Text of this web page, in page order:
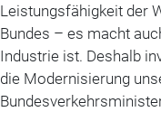
Leistungsfähigkeit der
Bundes – es macht
Industrie ist. Deshalb
die Modernisierung